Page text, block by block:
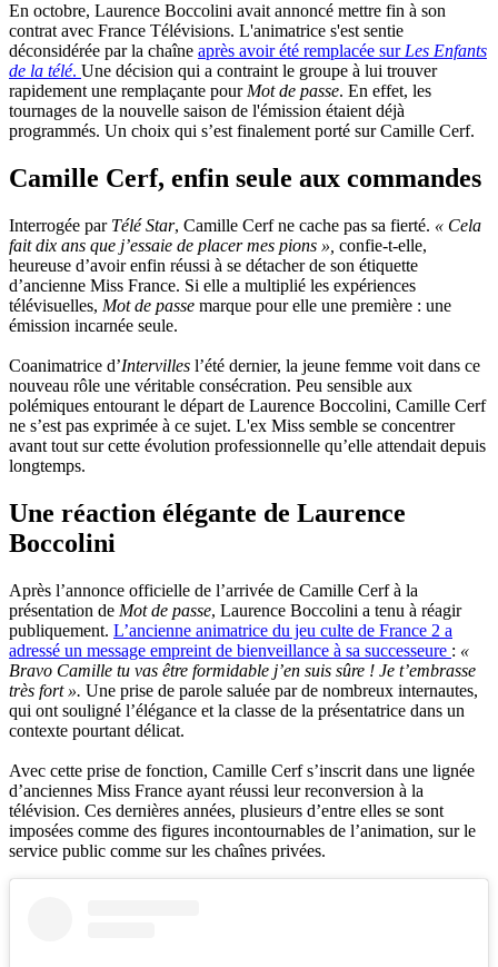
En octobre, Laurence Boccolini avait annoncé mettre fin à son
contrat avec France Télévisions. L'animatrice s'est sentie
déconsidérée par la chaîne après avoir été remplacée surLes Enfants
de la télé. Une décision qui a contraint le groupe à lui trouver
rapidement une remplaçante pourMot de passe. En effet, les
tournages de la nouvelle saison de l'émission étaient déjà
programmés. Un choix qui s’est finalement porté sur Camille Cerf.
Camille Cerf, enfin seule aux commandes
Interrogée par Télé Star, Camille Cerf ne cache pas sa fierté. « Cela
fait dix ans que j’essaie de placer mes pions », confie-t-elle,
heureuse d’avoir enfin réussi à se détacher de son étiquette
d’ancienne Miss France. Si elle a multiplié les expériences
télévisuelles, Mot de passe marque pour elle une première : une
émission incarnée seule.
Coanimatrice d’Intervilles l’été dernier, la jeune femme voit dans ce
nouveau rôle une véritable consécration. Peu sensible aux
polémiques entourant le départ de Laurence Boccolini, Camille Cerf
ne s’est pas exprimée à ce sujet. L'ex Miss semble se concentrer
avant tout sur cette évolution professionnelle qu’elle attendait depuis
longtemps.
Une réaction élégante de Laurence
Boccolini
Après l’annonce officielle de l’arrivée de Camille Cerf à la
présentation de Mot de passe, Laurence Boccolini a tenu à réagir
publiquement. L’ancienne animatrice du jeu culte de France 2 a
adressé un message empreint de bienveillance à sa successeure : «
Bravo Camille tu vas être formidable j’en suis sûre ! Je t’embrasse
très fort ». Une prise de parole saluée par de nombreux internautes,
qui ont souligné l’élégance et la classe de la présentatrice dans un
contexte pourtant délicat.
Avec cette prise de fonction, Camille Cerf s’inscrit dans une lignée
d’anciennes Miss France ayant réussi leur reconversion à la
télévision. Ces dernières années, plusieurs d’entre elles se sont
imposées comme des figures incontournables de l’animation, sur le
service public comme sur les chaînes privées.